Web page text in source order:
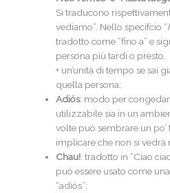
Si traducono
vediamo”. Nello specifcio “
tradotto come “fino a” e
persona più tardi o presto.
+ un’unità di tempo se sai
quella persona;
Adiós: modo per
utilizzabile sia in un
volte può sembrare un
implicare che non si
Chau!: tradotto in “Ciao
può essere usato come
“adiós”;